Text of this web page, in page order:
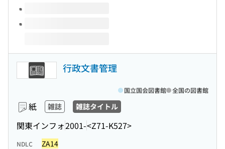
行政文書管理
紙 雑誌 雑誌タイトル
関東インフォ2001-<Z71-K527>
国立国会図書館 全国の図書館
NDLC ZA14